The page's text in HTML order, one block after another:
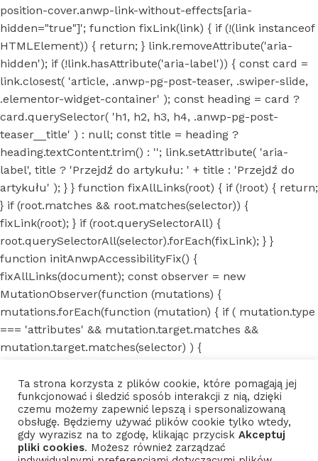
Ta strona korzysta z plików cookie, które pomagają jej
funkcjonować i śledzić sposób interakcji z nią, dzięki
czemu możemy zapewnić lepszą i spersonalizowaną
obsługę. Będziemy używać plików cookie tylko wtedy,
gdy wyrazisz na to zgodę, klikając przycisk Akceptuj
pliki cookies. Możesz również zarządzać
position-cover.anwp-link-without-effects[aria-
hidden="true"]'; function fixLink(link) { if (!(link instanceof
HTMLElement)) { return; } link.removeAttribute('aria-
hidden'); if (!link.hasAttribute('aria-label')) { const card =
link.closest( 'article, .anwp-pg-post-teaser, .swiper-slide,
.elementor-widget-container' ); const heading = card ?
card.querySelector( 'h1, h2, h3, h4, .anwp-pg-post-
teaser__title' ) : null; const title = heading ?
heading.textContent.trim() : ''; link.setAttribute( 'aria-
label', title ? 'Przejdź do artykułu: ' + title : 'Przejdź do
artykułu' ); } } function fixAllLinks(root) { if (!root) { return;
} if (root.matches && root.matches(selector)) {
fixLink(root); } if (root.querySelectorAll) {
root.querySelectorAll(selector).forEach(fixLink); } }
function initAnwpAccessibilityFix() {
fixAllLinks(document); const observer = new
MutationObserver(function (mutations) {
mutations.forEach(function (mutation) { if ( mutation.type
=== 'attributes' && mutation.target.matches &&
mutation.target.matches(selector) ) {
mutation.addedNodes.forEach(function (node) { if
(node.nodeType === Node.ELEMENT_NODE) {
fixAllLinks(node); } }); }); });
observer.observe(document.body, { childList: true,
subtree: true, attributes: true, attributeFilter: ['aria-